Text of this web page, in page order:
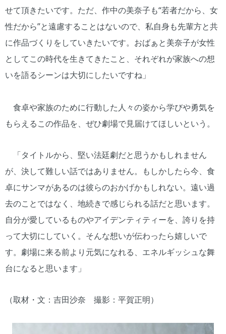
せて頂きたいです。ただ、作中の美奈子も“若者だから、女
性だから”と遠慮することはないので、私自身も先輩方と共
に作品づくりをしていきたいです。おばぁと美奈子が女性
としてこの時代を生きてきたこと、それぞれが家族への想
いを語るシーンは大切にしたいですね」
食卓や家族のために行動した人々の姿から学びや勇気を
もらえるこの作品を、ぜひ劇場で見届けてほしいという。
「タイトルから、堅い法廷劇だと思うかもしれません
が、決して難しい話ではありません。もしかしたら今、食
卓にサンマがあるのは彼らのおかげかもしれない。遠い過
去のことではなく、地続きで感じられる話だと思います。
自分が愛しているものやアイデンティティーを、誇りを持
って大切にしていく。そんな想いが伝わったら嬉しいで
す。劇場に来る前より元気になれる、エネルギッシュな舞
台になると思います」
（取材・文：吉田沙奈 撮影：平賀正明）